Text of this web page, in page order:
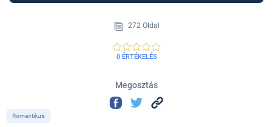
272 Oldal
0 ÉRTÉKELÉS
Megosztás
Romantikus